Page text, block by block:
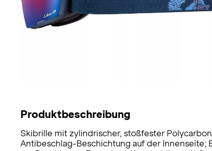
Produktbeschreibung
Skibrille mit zylindrischer, stoßfester
Antibeschlag-Beschichtung auf der Innenseite;